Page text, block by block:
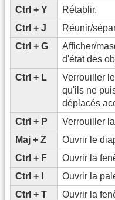
Ctrl + Y
Rétablir.
Ctrl + J
Réunir/
Ctrl + G
Afficher/
d'état des
Ctrl + L
Verrouiller
qu'ils ne
déplacés
Ctrl + P
Verrouiller
Maj + Z
Ouvrir le
Ctrl + F
Ouvrir la
Ctrl + I
Ouvrir la
Ctrl + T
Ouvrir la